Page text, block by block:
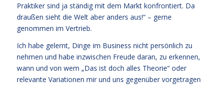
Praktiker sind ja ständig mit dem Markt konfrontiert. Da
draußen sieht die Welt aber anders aus!“ – gerne
genommen im Vertrieb.
Ich habe gelernt, Dinge im Business nicht persönlich zu
nehmen und habe inzwischen Freude daran, zu erkennen,
wann und von wem „Das ist doch alles Theorie“ oder
relevante Variationen mir und uns gegenüber vorgetragen